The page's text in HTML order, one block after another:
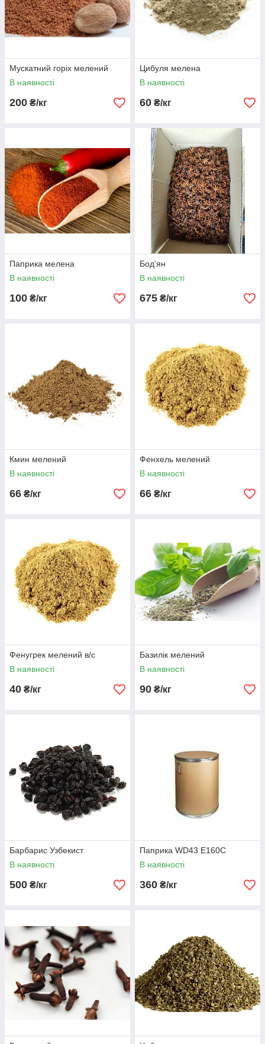
Мускатний горіх мелений
В наявності
200 ₴/кг
Цибуля мелена
В наявності
60 ₴/кг
Паприка мелена
В наявності
100 ₴/кг
Бод'ян
В наявності
675 ₴/кг
Кмин мелений
В наявності
66 ₴/кг
Фенхель мелений
В наявності
66 ₴/кг
Фенугрек мелений в/с
В наявності
40 ₴/кг
Базилік мелений
В наявності
90 ₴/кг
Барбарис Узбекист
В наявності
500 ₴/кг
Паприка WD43 E160C
В наявності
360 ₴/кг